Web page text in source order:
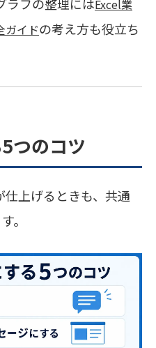
Excel業
ガイドの考え方も役立ち
つのコツ
上げるときも、共通
。